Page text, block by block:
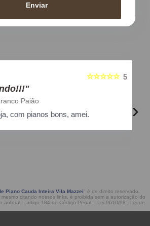
Enviar
5
☆☆☆☆☆
Paião
com pianos bons, amei. ›
Piano Cauda Inteira Vila Mazzei" é de direito reservado.
citando nossos links, é proibida sem a autorização do
autoral – artigo 184 do Código Penal – Lei 9610/98 - Lei de